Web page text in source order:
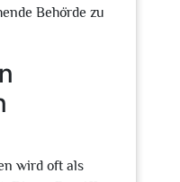
Behörde zu
wird oft als